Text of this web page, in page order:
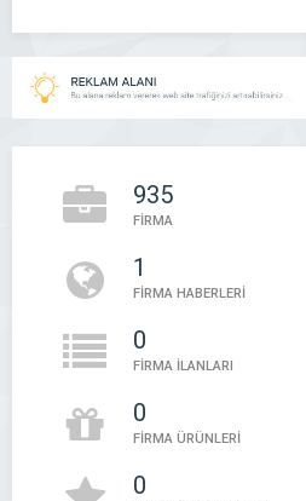
935
FİRMA
1
FİRMA HABERLERİ
0
FİRMA İLANLARI
0
FİRMA ÜRÜNLERİ
0